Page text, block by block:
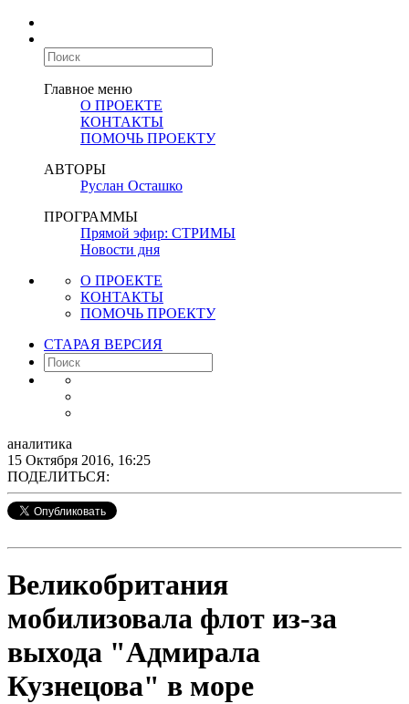
Главное меню
О ПРОЕКТЕ
КОНТАКТЫ
ПОМОЧЬ ПРОЕКТУ
АВТОРЫ
Руслан Осташко
ПРОГРАММЫ
Прямой эфир: СТРИМЫ
Новости дня
О ПРОЕКТЕ
КОНТАКТЫ
ПОМОЧЬ ПРОЕКТУ
СТАРАЯ ВЕРСИЯ
аналитика
15 Октября 2016, 16:25
ПОДЕЛИТЬСЯ:
Великобритания
мобилизовала флот из-за
выхода "Адмирала
Кузнецова" в море